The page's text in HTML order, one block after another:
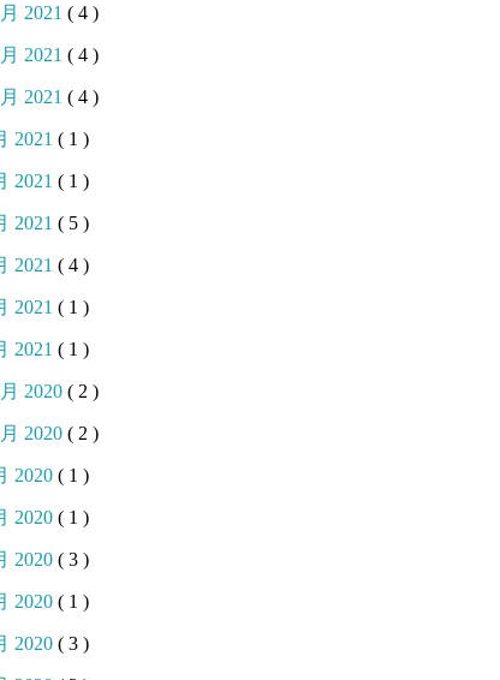
2021 ( 4 )
2021 ( 4 )
2021 ( 4 )
2021 ( 1 )
2021 ( 1 )
2021 ( 5 )
2021 ( 4 )
2021 ( 1 )
2021 ( 1 )
2020 ( 2 )
2020 ( 2 )
2020 ( 1 )
2020 ( 1 )
2020 ( 3 )
2020 ( 1 )
2020 ( 3 )